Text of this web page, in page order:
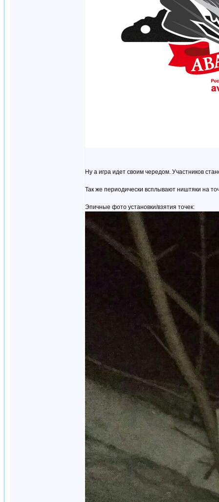
Ну а игра идет своим чередом. Участников
Так же периодически всплывают ништяки на
Эпичные фото установки/взятия точек: